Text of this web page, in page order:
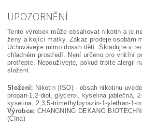
UPOZORNĚNÍ
Tento výrobek může obsahovat nikotin a je
ženy a kojící matky. Zákaz prodeje osobám
Uchovávejte mimo dosah dětí. Skladujte v
chladném prostředí. Není určeno pro vnitřní
protřepte. Nepoužívejte, pokud trpíte alergii
složení.
Složení: Nikotin (ISO) - obsah nikotinu
propan-1,2-diol, glycerol, kyselina jablečná,
kyselina, 2,3,5-trimethylpyrazin-1-ylethan-1-
Výrobce: CHANGNING DEKANG
(Čína)